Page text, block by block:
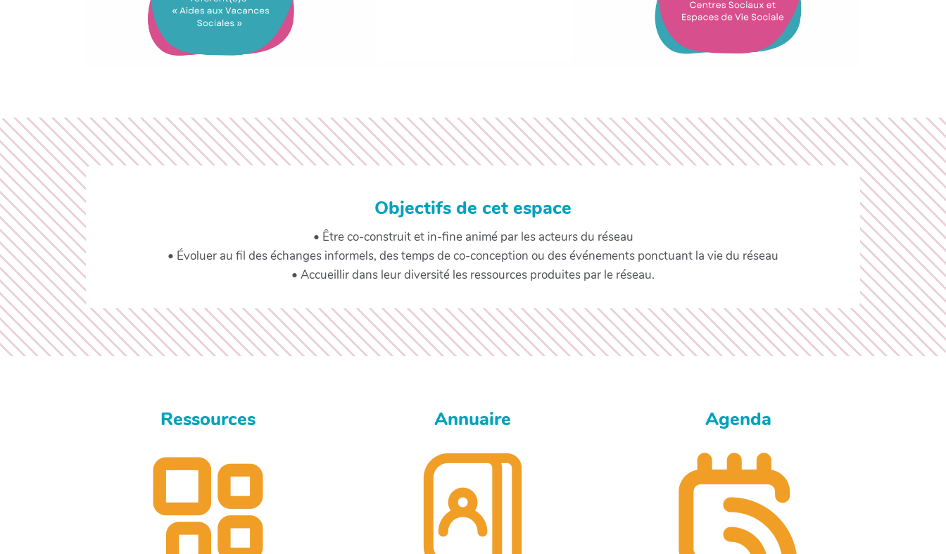
Objectifs de cet espace
• Être co-construit et in-fine animé par les acteurs du réseau
• Évoluer au fil des échanges informels, des temps de co-conception ou des événements ponctuant la vie du réseau
• Accueillir dans leur diversité les ressources produites par le réseau.
Ressources Annuaire Agenda